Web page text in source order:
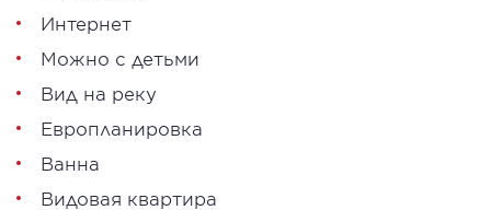
Интернет
Можно с детьми
Вид на реку
Европланировка
Ванна
Видовая квартира